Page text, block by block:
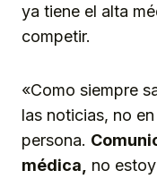
ya tiene el alta
competir.
«Como siempre
las noticias, no
persona.
médica,
no